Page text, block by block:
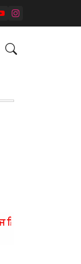
ਖ਼ਿਲਾਫ਼ ਮੁਲਾਜ਼ਮ